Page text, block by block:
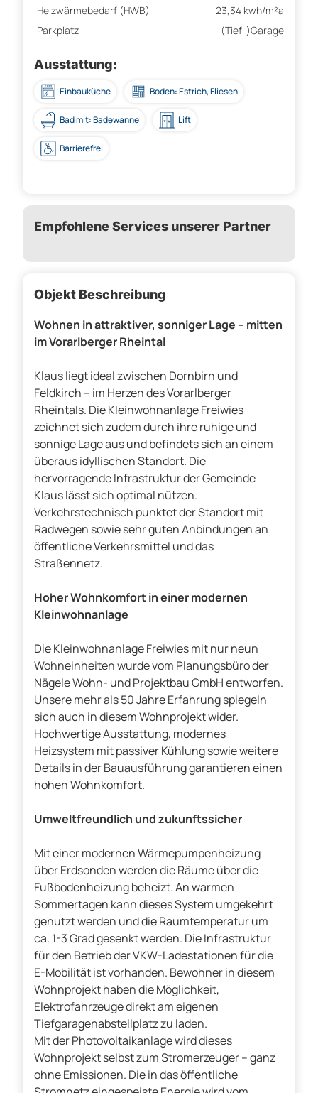
Heizwärmebedarf (HWB)
23,34 kwh/m²a
Parkplatz
(Tief-)Garage
Ausstattung:
Einbauküche Boden: Estrich, Fliesen
Bad mit: Badewanne Lift
Barrierefrei
Empfohlene Services unserer Partner
Objekt Beschreibung
Wohnen in attraktiver, sonniger Lage – mitten
im Vorarlberger Rheintal
Klaus liegt ideal zwischen Dornbirn und
Feldkirch – im Herzen des Vorarlberger
Rheintals. Die Kleinwohnanlage Freiwies
zeichnet sich zudem durch ihre ruhige und
sonnige Lage aus und befindets sich an einem
überaus idyllischen Standort. Die
hervorragende Infrastruktur der Gemeinde
Klaus lässt sich optimal nützen.
Verkehrstechnisch punktet der Standort mit
Radwegen sowie sehr guten Anbindungen an
öffentliche Verkehrsmittel und das
Straßennetz.
Hoher Wohnkomfort in einer modernen
Kleinwohnanlage
Die Kleinwohnanlage Freiwies mit nur neun
Wohneinheiten wurde vom Planungsbüro der
Nägele Wohn- und Projektbau GmbH entworfen.
Unsere mehr als 50 Jahre Erfahrung spiegeln
sich auch in diesem Wohnprojekt wider.
Hochwertige Ausstattung, modernes
Heizsystem mit passiver Kühlung sowie weitere
Details in der Bauausführung garantieren einen
hohen Wohnkomfort.
Umweltfreundlich und zukunftssicher
Mit einer modernen Wärmepumpenheizung
über Erdsonden werden die Räume über die
Fußbodenheizung beheizt. An warmen
Sommertagen kann dieses System umgekehrt
genutzt werden und die Raumtemperatur um
ca. 1-3 Grad gesenkt werden. Die Infrastruktur
für den Betrieb der VKW-Ladestationen für die
E-Mobilität ist vorhanden. Bewohner in diesem
Wohnprojekt haben die Möglichkeit,
Elektrofahrzeuge direkt am eigenen
Tiefgaragenabstellplatz zu laden.
Mit der Photovoltaikanlage wird dieses
Wohnprojekt selbst zum Stromerzeuger – ganz
ohne Emissionen. Die in das öffentliche